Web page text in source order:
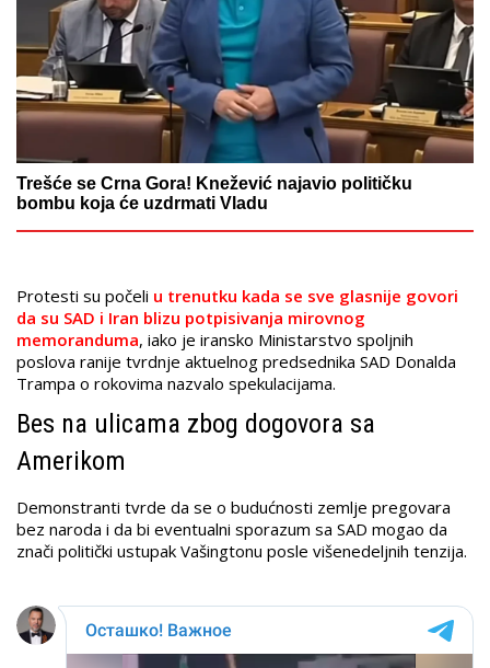
Trešće se Crna Gora! Knežević najavio političku
bombu koja će uzdrmati Vladu
Protesti su počeli u trenutku kada se sve glasnije govori
da su SAD i Iran blizu potpisivanja mirovnog
memoranduma, iako je iransko Ministarstvo spoljnih
poslova ranije tvrdnje aktuelnog predsednika SAD Donalda
Trampa o rokovima nazvalo spekulacijama.
Bes na ulicama zbog dogovora sa
Amerikom
Demonstranti tvrde da se o budućnosti zemlje pregovara
bez naroda i da bi eventualni sporazum sa SAD mogao da
znači politički ustupak Vašingtonu posle višenedeljnih tenzija.